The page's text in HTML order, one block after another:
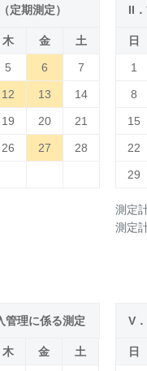
定期測定）
木 金 土
5 6 7
12 13 14
19 20 21
26 27 28
II
日
1
8
15
22
29
測定
測定
管理に係る測定
木 金 土
V
日